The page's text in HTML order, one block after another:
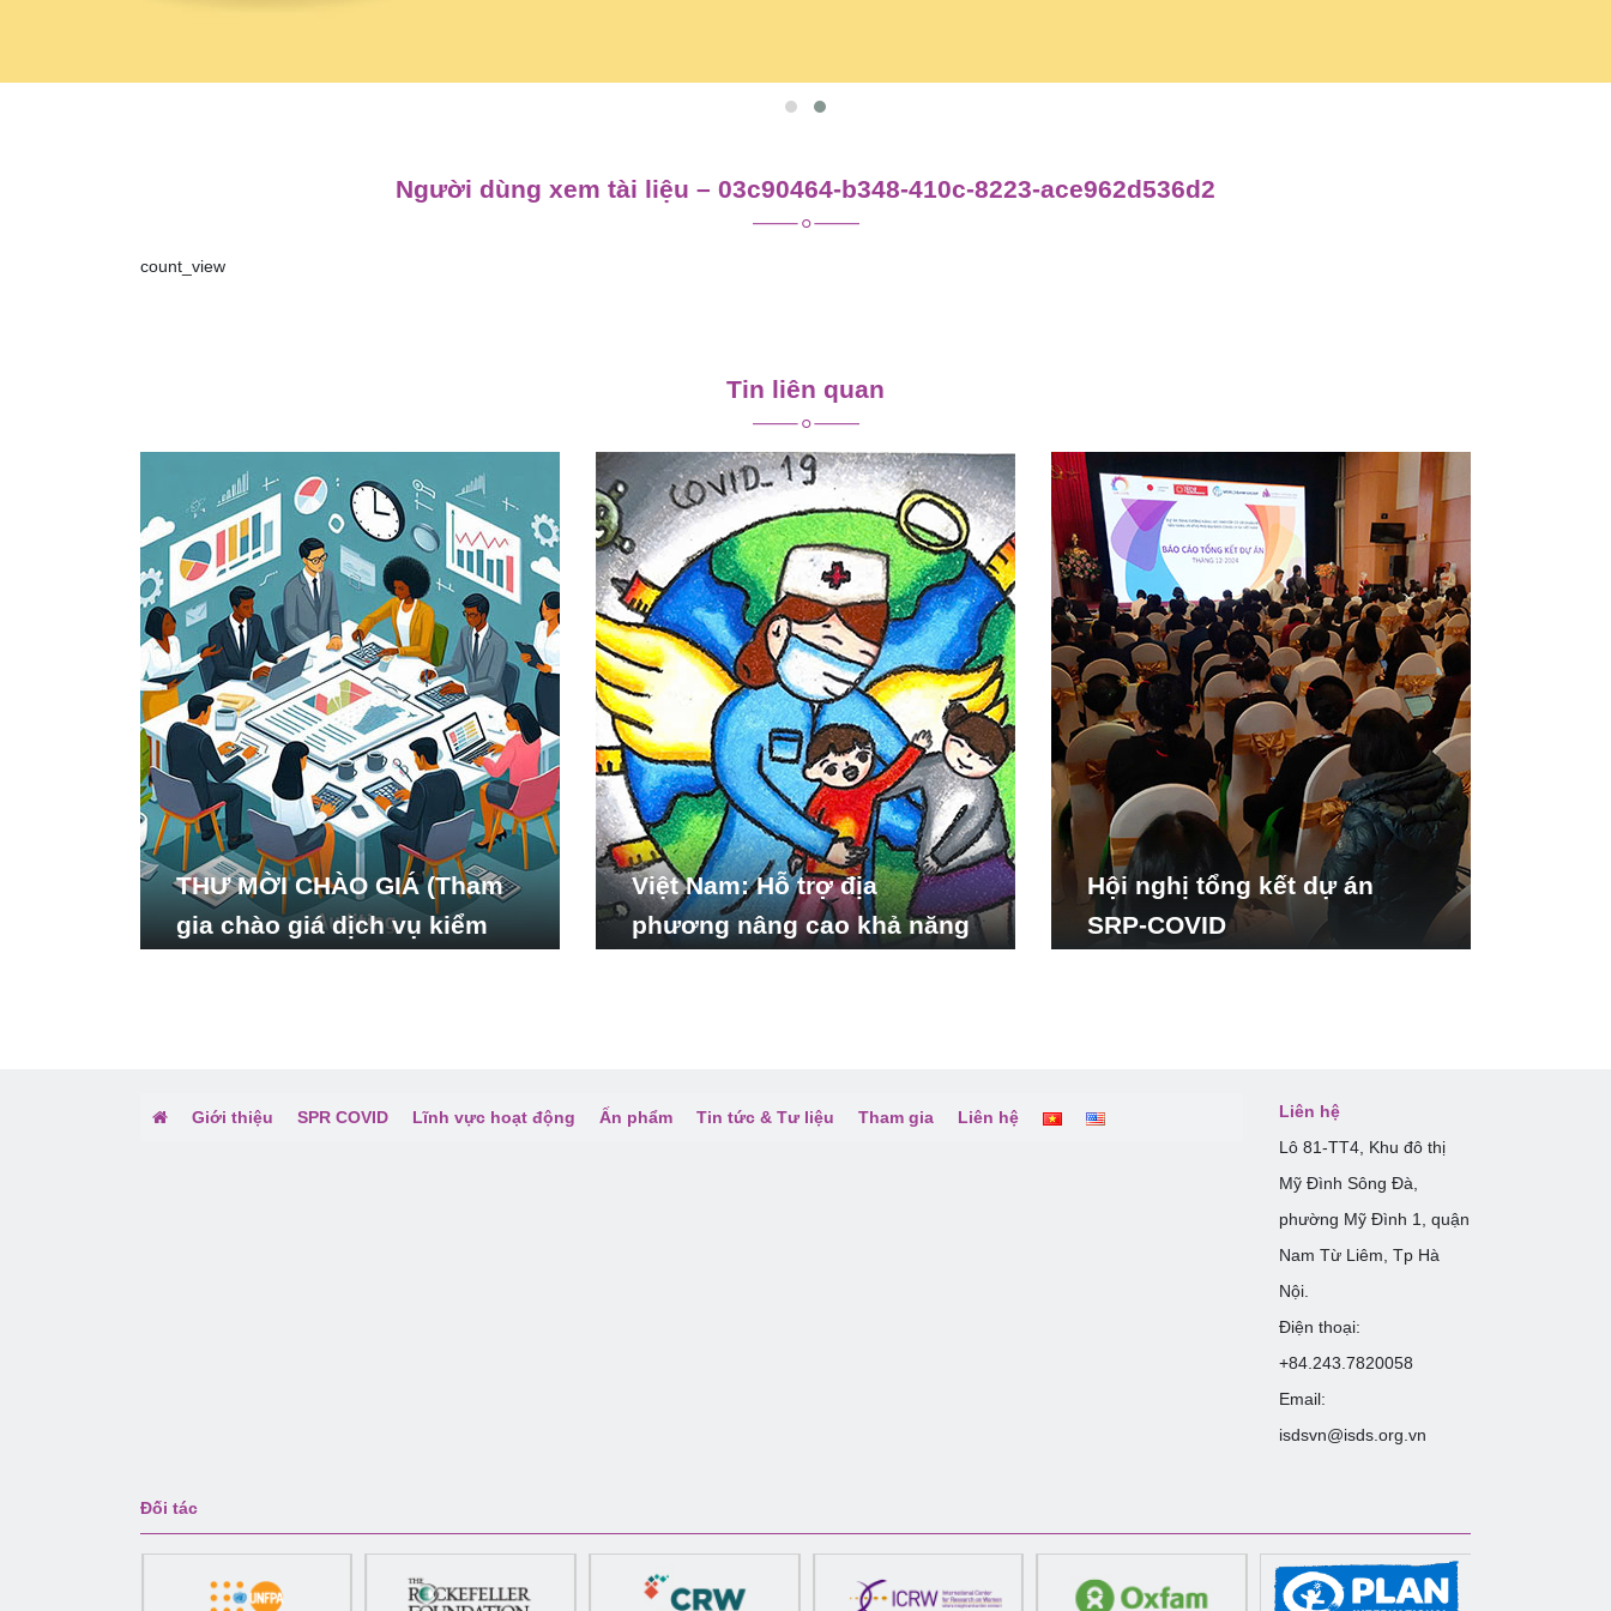
Người dùng xem tài liệu – 03c90464-b348-410c-8223-ace962d536d2
count_view
viết
Tin liên quan
THƯ MỜI CHÀO GIÁ (Tham
gia chào giá dịch vụ kiểm
Việt Nam: Hỗ trợ địa
phương nâng cao khả năng
Hội nghị tổng kết dự án
SRP-COVID
Giới thiệu SPR COVID Lĩnh vực hoạt động Ấn phẩm Tin tức & Tư liệu Tham gia Liên hệ
Liên hệ
Lô 81-TT4, Khu đô thị
Mỹ Đình Sông Đà,
phường Mỹ Đình 1, quận
Nam Từ Liêm, Tp Hà
Nội.
Điện thoại:
+84.243.7820058
Email:
isdsvn@isds.org.vn
Đối tác